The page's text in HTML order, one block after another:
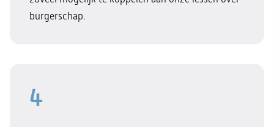
burgerschap.
4